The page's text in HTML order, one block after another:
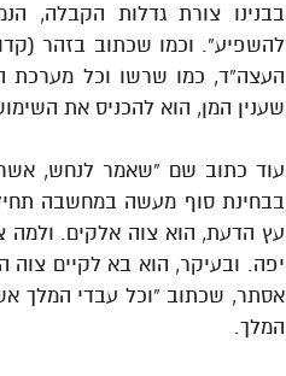
בבנינו צורת גדלות הקבלה,
להשפיע”. וכמו שכתוב בזהר
העצה”ד, כמו שרשו וכל מערכת
שענין המן, הוא להכניס את
עוד כתוב שם “שאמר לנחש,
בבחינת סוף מעשה במחשבה
עץ הדעת, הוא צוה אלקים. ולמה
יפה. ובעיקר, הוא בא לקיים צוה
אסתר, שכתוב “וכל עבדי המלך
המלך.